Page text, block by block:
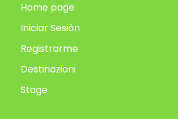
Home page
Iniciar Sesión
Registrarme
Destinazioni
Stage